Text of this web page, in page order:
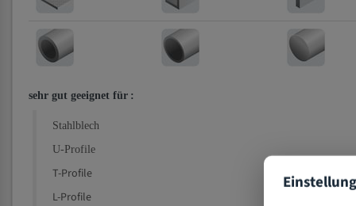
sehr gut geeignet für :
Stahlblech
U-Profile
T-Profile
L-Profile